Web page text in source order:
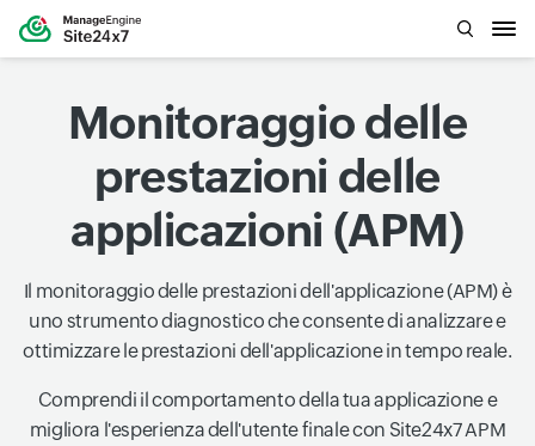
Monitoraggio delle
prestazioni delle
applicazioni (APM)
Il monitoraggio delle prestazioni dell'applicazione (APM) è
uno strumento diagnostico che consente di analizzare e
ottimizzare le prestazioni dell'applicazione in tempo reale.
Comprendi il comportamento della tua applicazione e
migliora l'esperienza dell'utente finale con Site24x7 APM